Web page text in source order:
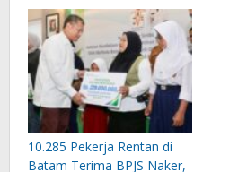
10.285 Pekerja Rentan di
Batam Terima BPJS Naker,